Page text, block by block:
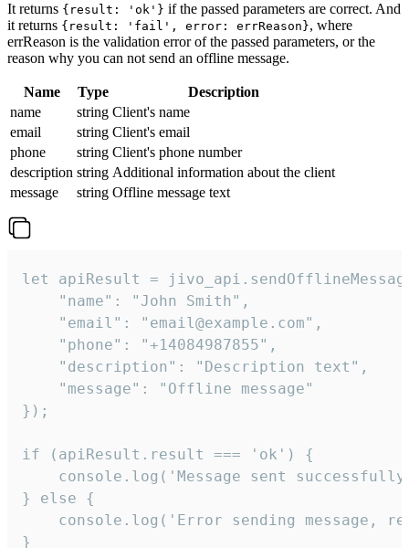
It returns {result: 'ok'} if the passed parameters are correct. And
it returns {result: 'fail', error: errReason}, where
errReason is the validation error of the passed parameters, or the
reason why you can not send an offline message.
Name Type
Description
name
string Client's name
email
string Client's email
phone
string Client's phone number
description string Additional information about the client
message
string Offline message text
let apiResult =
    "name": "John Smith",
    "email": "email@example.com",
    "phone": "+14084987855",
    "description": "Description text",
    "message": "Offline message"
});
if (apiResult.result === 'ok') {
console.log('Message sent
} else {
console.log('Error sending message,
}